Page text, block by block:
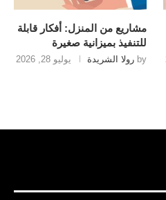
مشاريع من المنزل: أفكار قابلة
للتنفيذ بميزانية صغيرة
by رولا الشريدة يوليو 28, 2026